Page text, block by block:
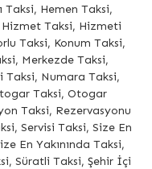
Taksi, Hemen Taksi,
Hizmet Taksi, Hizmeti
Taksi, Konum Taksi,
Merkezde Taksi,
Taksi, Numara Taksi,
Taksi, Otogar
Taksi, Rezervasyonu
Servisi Taksi, Size En
En Yakınında Taksi,
Süratli Taksi, Şehir İçi